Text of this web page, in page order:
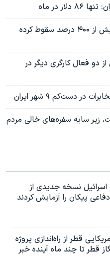
در ماه
دستمزد کارگران در مدت ۱۰ سال بیش از ۴۰۰ درصد سقوط کرده
دو فعال کارگری دیگر در
دست‌کم ۹ شهر ایران
زیر سایه سفره‌های خالی مردم
اسرائیل نسخه جدیدی از
پیکان را آزمایش کردند
قطر از راه‌اندازی پروژه
قطر تا چند ماه آینده خبر